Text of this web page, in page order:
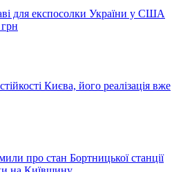
для експосолки України у США
Києва, його реалізація вже
про стан Бортницької станції